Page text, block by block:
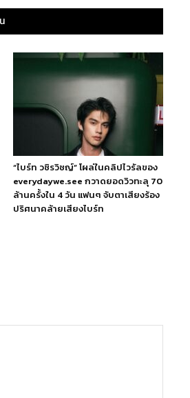
“ไบร์ท วชิรวิชญ์” โผล่ในคลิปไวรัลของ
everydaywe.see กวาดยอดวิวทะลุ 70
ล้านครั้งใน 4 วัน แฟนๆ จับตาเสียงร้อง
ปริศนาคล้ายเสียงไบร์ท